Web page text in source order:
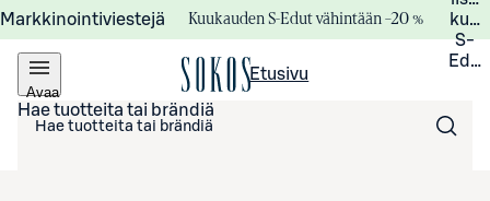
Markkinointiviestejä Kuukauden S-Edut vähintään –20 %
S-
Avaa
valikko
Etusivu
Hae tuotteita tai brändiä